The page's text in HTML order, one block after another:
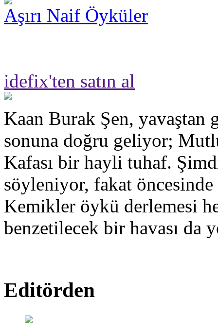
Aşırı Naif Öyküler
idefix'ten satın al
Kaan Burak Şen, yavaştan
sonuna doğru geliyor;
Kafası bir hayli tuhaf.
söyleniyor, fakat
Kemikler öykü derlemesi
benzetilecek bir havası da
Editörden